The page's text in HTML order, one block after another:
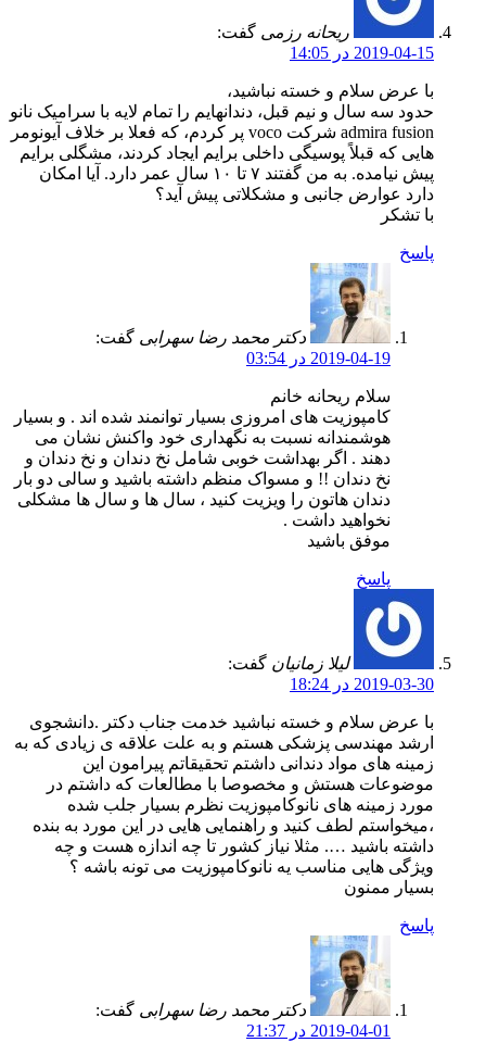
ریحانه رزمی گفت:
2019-04-15 در 14:05
با عرض سلام و خسته نباشید،
حدود سه سال و نیم قبل، دندانهایم را تمام لایه با سرامیک نانو
admira fusion شرکت voco پر کردم، که فعلا بر خلاف آیونومر
هایی که قبلاً پوسیگی داخلی برایم ایجاد کردند، مشگلی برایم
پیش نیامده. به من گفتند ۷ تا ۱۰ سال عمر دارد. آیا امکان
دارد عوارض جانبی و مشکلاتی پیش آید؟
با تشکر
پاسخ
دکتر محمد رضا سهرابی گفت:
2019-04-19 در 03:54
سلام ریحانه خانم
کامپوزیت های امروزی بسیار توانمند شده اند . و بسیار
هوشمندانه نسبت به نگهداری خود واکنش نشان می
دهند . اگر بهداشت خوبی شامل نخ دندان و نخ دندان و
نخ دندان !! و مسواک منظم داشته باشید و سالی دو بار
دندان هاتون را ویزیت کنید ، سال ها و سال ها مشکلی
نخواهید داشت .
موفق باشید
پاسخ
لیلا زمانیان گفت:
2019-03-30 در 18:24
با عرض سلام و خسته نباشید خدمت جناب دکتر .دانشجوی
ارشد مهندسی پزشکی هستم و به علت علاقه ی زیادی که به
زمینه های مواد دندانی داشتم تحقیقاتم پیرامون این
موضوعات هستش و مخصوصا با مطالعات که داشتم در
مورد زمینه های نانوکامپوزیت نظرم بسیار جلب شده
،میخواستم لطف کنید و راهنمایی هایی در این مورد به بنده
داشته باشید …. مثلا نیاز کشور تا چه اندازه هست و چه
ویژگی هایی مناسب یه نانوکامپوزیت می تونه باشه ؟
بسیار ممنون
پاسخ
دکتر محمد رضا سهرابی گفت:
2019-04-01 در 21:37